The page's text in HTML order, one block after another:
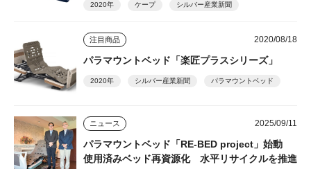
2020年 ケープ シルバー産業新聞
注目商品 2020/08/18
パラマウントベッド「楽匠プラスシリーズ」
2020年 シルバー産業新聞 パラマウントベッド
ニュース 2025/09/11
パラマウントベッド「RE-BED project」始動
使用済みベッド再資源化 水平リサイクルを推進